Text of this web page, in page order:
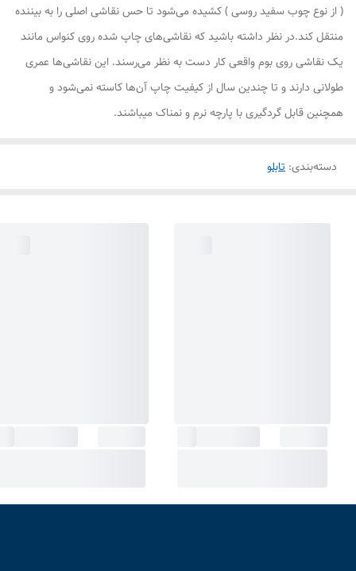
( از نوع چوب سفید روسی ) کشیده می‌شود تا حس نقاشی اصلی را به بیننده
منتقل کند.در نظر داشته باشید که نقاشی‌های چاپ شده روی کنواس مانند
یک نقاشی روی بوم واقعی کار دست به نظر می‌رسند. این نقاشی‌ها عمری
طولانی دارند و تا چندین سال از کیفیت چاپ آن‌ها کاسته نمی‌شود و
همچنین قابل گردگیری با پارچه نرم و نمناک میباشند.
دسته‌بندی: تابلو